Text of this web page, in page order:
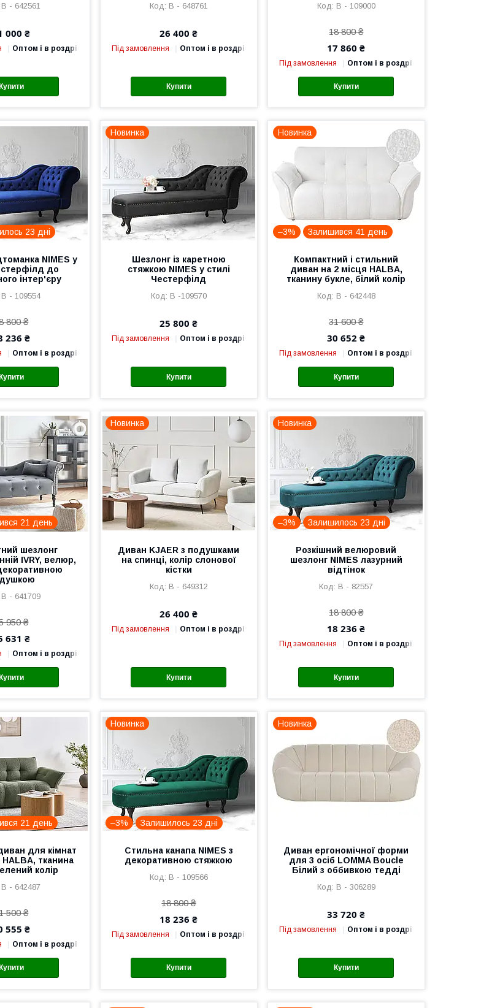
В - 642561
000 ₴
Оптом і в роздріб
Купити
В - 648761
26 400 ₴
Під замовлення Оптом і в роздріб
Купити
В - 109000
18 800 ₴
17 860 ₴
Під замовлення Оптом і в роздріб
Купити
23 дні
NIMES у
до
інтер'єру
В - 109554
800 ₴
236 ₴
Оптом і в роздріб
Новинка
Шезлонг із каретною
стяжкою NIMES у стилі
Честерфілд
В -109570
25 800 ₴
Під замовлення Оптом і в роздріб
Купити
Новинка
–3% Залишився 41 день
Компактний і стильний
диван на 2 місця HALBA,
тканину букле, білий колір
В - 642448
31 600 ₴
30 652 ₴
Під замовлення Оптом і в роздріб
Купити
21 день
шезлонг
IVRY, велюр,
В - 641709
950 ₴
631 ₴
Оптом і в роздріб
Новинка
Диван KJAER з подушками
на спинці, колір слонової
кістки
В - 649312
26 400 ₴
Під замовлення Оптом і в роздріб
Купити
Новинка
–3% Залишилось 23 дні
Розкішний велюровий
шезлонг NIMES лазурний
відтінок
В - 82557
18 800 ₴
18 236 ₴
Під замовлення Оптом і в роздріб
Купити
21 день
для кімнат
тканина
колір
В - 642487
500 ₴
555 ₴
Оптом і в роздріб
Купити
Новинка
–3% Залишилось 23 дні
Стильна канапа NIMES з
декоративною стяжкою
В - 109566
18 800 ₴
18 236 ₴
Під замовлення Оптом і в роздріб
Купити
Новинка
Диван ергономічної форми
для 3 осіб LOMMA Boucle
Білий з оббивкою тедді
В - 306289
33 720 ₴
Під замовлення Оптом і в роздріб
Купити